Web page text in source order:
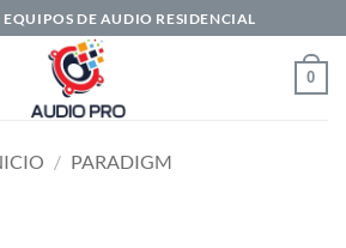
EQUIPOS DE AUDIO RESIDENCIAL
0
/ PARADIGM